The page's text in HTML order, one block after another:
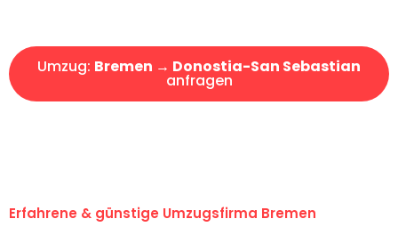
Umzug: Bremen → Donostia-San Sebastian
anfragen
Erfahrene & günstige Umzugsfirma Bremen